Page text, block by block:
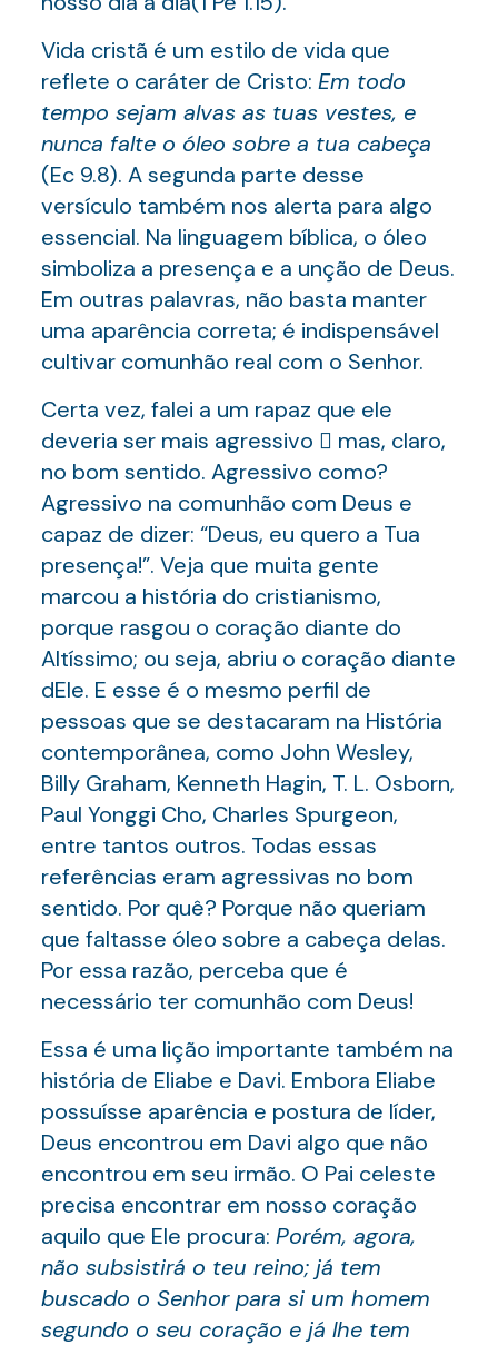
Vida cristã é um estilo de vida que
reflete o caráter de Cristo: Em todo
tempo sejam alvas as tuas vestes, e
nunca falte o óleo sobre a tua cabeça
(Ec 9.8). A segunda parte desse
versículo também nos alerta para algo
essencial. Na linguagem bíblica, o óleo
simboliza a presença e a unção de Deus.
Em outras palavras, não basta manter
uma aparência correta; é indispensável
cultivar comunhão real com o Senhor.
Certa vez, falei a um rapaz que ele
deveria ser mais agressivo  mas, claro,
no bom sentido. Agressivo como?
Agressivo na comunhão com Deus e
capaz de dizer: “Deus, eu quero a Tua
presença!”. Veja que muita gente
marcou a história do cristianismo,
porque rasgou o coração diante do
Altíssimo; ou seja, abriu o coração diante
dEle. E esse é o mesmo perfil de
pessoas que se destacaram na História
contemporânea, como John Wesley,
Billy Graham, Kenneth Hagin, T. L. Osborn,
Paul Yonggi Cho, Charles Spurgeon,
entre tantos outros. Todas essas
referências eram agressivas no bom
sentido. Por quê? Porque não queriam
que faltasse óleo sobre a cabeça delas.
Por essa razão, perceba que é
necessário ter comunhão com Deus!
Essa é uma lição importante também na
história de Eliabe e Davi. Embora Eliabe
possuísse aparência e postura de líder,
Deus encontrou em Davi algo que não
encontrou em seu irmão. O Pai celeste
precisa encontrar em nosso coração
aquilo que Ele procura: Porém, agora,
não subsistirá o teu reino; já tem
buscado o Senhor para si um homem
segundo o seu coração e já lhe tem